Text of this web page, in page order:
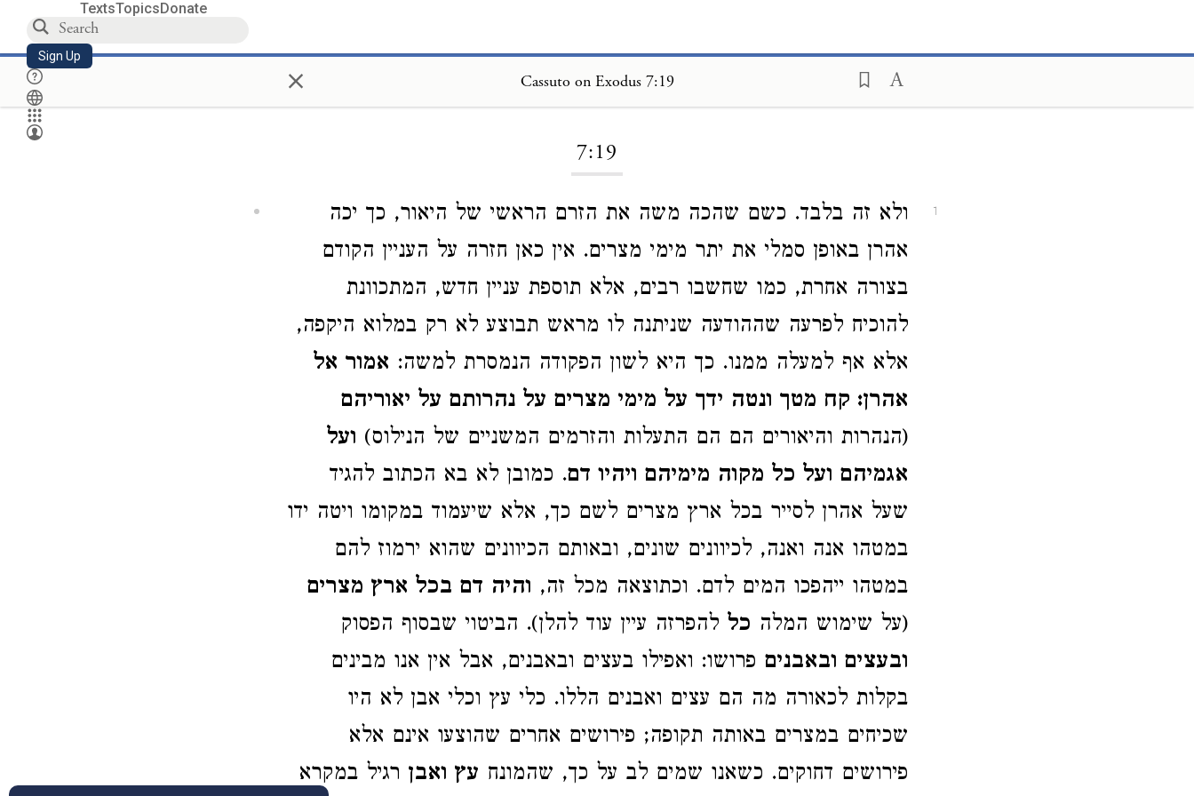
TextsTopicsDonate
Sign Up × Cassuto on Exodus 7:19
7:19
1
ולא זה בלבד. כשם שהכה משה את הזרם הראשי של היאור, כך יכה
אהרן באופן סמלי את יתר מימי מצרים. אין כאן חזרה על העניין הקודם
בצורה אחרת, כמו שחשבו רבים, אלא תוספת עניין חדש, המתכוונת
להוכיח לפרעה שההודעה שניתנה לו מראש תבוצע לא רק במלוא היקפה,
אלא אף למעלה ממנו. כך היא לשון הפקודה הנמסרת למשה: אמור אל
אהרן: קח מטך ונטה ידך על מימי מצרים על נהרותם על יאוריהם
(הנהרות והיאורים הם הם התעלות והזרמים המשניים של הנילוס) ועל
אגמיהם ועל כל מקוה מימיהם ויהיו דם. כמובן לא בא הכתוב להגיד
שעל אהרן לסייר בכל ארץ מצרים לשם כך, אלא שיעמוד במקומו ויטה ידו
במטהו אנה ואנה, לכיוונים שונים, ובאותם הכיוונים שהוא ירמוז להם
במטהו ייהפכו המים לדם. וכתוצאה מכל זה, והיה דם בכל ארץ מצרים
(על שימוש המלה כל להפרזה עיין עוד להלן). הביטוי שבסוף הפסוק
ובעצים ובאבנים פרושו: ואפילו בעצים ובאבנים, אבל אין אנו מבינים
בקלות לכאורה מה הם עצים ואבנים הללו. כלי עץ וכלי אבן לא היו
שכיחים במצרים באותה תקופה; פירושים אחרים שהוצעו אינם אלא
פירושים דחוקים. כשאנו שמים לב על כך, שהמונח עץ ואבן רגיל במקרא